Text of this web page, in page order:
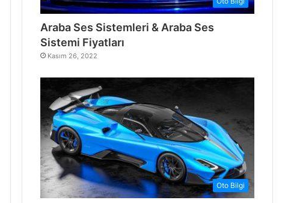
Araba Ses Sistemleri & Araba Ses
Sistemi Fiyatları
Kasım 26, 2022
Oto Bilgi